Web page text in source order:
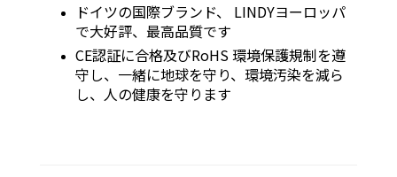
ドイツの国際ブランド、 LINDYヨーロッパ
で大好評、最高品質です
CE認証に合格及びRoHS 環境保護規制を遵
守し、一緒に地球を守り、環境汚染を減ら
し、人の健康を守ります